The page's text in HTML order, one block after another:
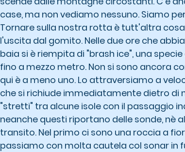
case, ma non vediamo nessuno. Siamo
Tornare sulla nostra rotta è tutt'altra
l'uscita dal gomito. Nelle due ore che
baia si è riempita di "brash ice", una
fino a mezzo metro. Non si sono ancora
qui è a meno uno. Lo attraversiamo a
che si richiude immediatamente dietro di
"stretti" tra alcune isole con il passaggio
neanche questi riportano delle sonde, nè
transito. Nel primo ci sono una roccia a
passiamo con molta cautela col sonar in